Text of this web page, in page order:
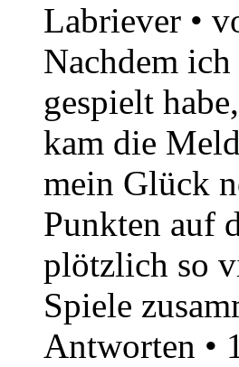
Labriever •
Nachdem
gespielt
kam die
mein Glück
Punkten auf
plötzlich so
Spiele
Antworten •